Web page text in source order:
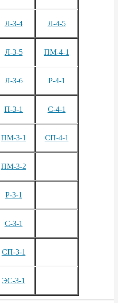
Л-3-4 Л-4-5
Л-3-5 ПМ-4-1
Л-3-6 Р-4-1
П-3-1 С-4-1
ПМ-3-1 СП-4-1
ПМ-3-2
Р-3-1
С-3-1
СП-3-1
ЭС-3-1